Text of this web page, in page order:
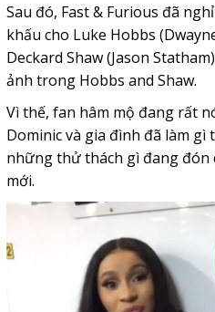
Sau đó, Fast & Furious đã
khấu cho Luke Hobbs
Deckard Shaw (Jason
ảnh trong Hobbs and Shaw.
Vì thế, fan hâm mộ đang rất
Dominic và gia đình đã làm
những thử thách gì đang
mới.